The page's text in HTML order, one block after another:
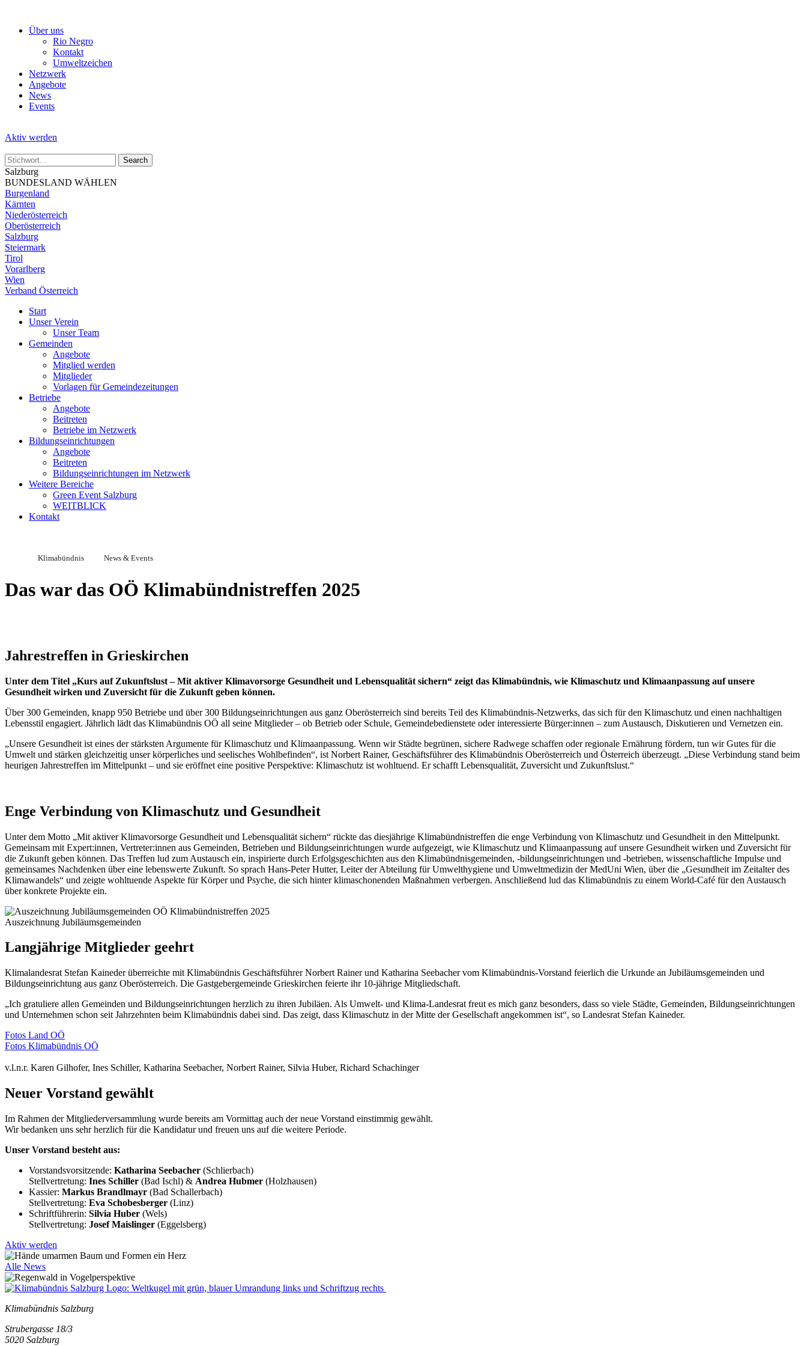
Über uns
Rio Negro
Kontakt
Umweltzeichen
Netzwerk
Angebote
News
Events
Aktiv werden
Salzburg
BUNDESLAND WÄHLEN
Burgenland
Kärnten
Niederösterreich
Oberösterreich
Salzburg
Steiermark
Tirol
Vorarlberg
Wien
Verband Österreich
Start
Unser Verein
Unser Team
Gemeinden
Angebote
Mitglied werden
Mitglieder
Vorlagen für Gemeindezeitungen
Betriebe
Angebote
Beitreten
Betriebe im Netzwerk
Bildungseinrichtungen
Angebote
Beitreten
Bildungseinrichtungen im Netzwerk
Weitere Bereiche
Green Event Salzburg
WEITBLICK
Kontakt
Klimabündnis News & Events
Das war das OÖ Klimabündnistreffen 2025
Jahrestreffen in Grieskirchen
Unter dem Titel „Kurs auf Zukunftslust – Mit aktiver Klimavorsorge Gesundheit und Lebensqualität sichern“ zeigt das Klimabündnis, wie Klimaschutz und Klimaanpassung auf unsere
Gesundheit wirken und Zuversicht für die Zukunft geben können.
Über 300 Gemeinden, knapp 950 Betriebe und über 300 Bildungseinrichtungen aus ganz Oberösterreich sind bereits Teil des Klimabündnis-Netzwerks, das sich für den Klimaschutz und einen nachhaltigen
Lebensstil engagiert. Jährlich lädt das Klimabündnis OÖ all seine Mitglieder – ob Betrieb oder Schule, Gemeindebedienstete oder interessierte Bürger:innen – zum Austausch, Diskutieren und Vernetzen ein.
„Unsere Gesundheit ist eines der stärksten Argumente für Klimaschutz und Klimaanpassung. Wenn wir Städte begrünen, sichere Radwege schaffen oder regionale Ernährung fördern, tun wir Gutes für die
Umwelt und stärken gleichzeitig unser körperliches und seelisches Wohlbefinden“, ist Norbert Rainer, Geschäftsführer des Klimabündnis Oberösterreich und Österreich überzeugt. „Diese Verbindung stand beim
heurigen Jahrestreffen im Mittelpunkt – und sie eröffnet eine positive Perspektive: Klimaschutz ist wohltuend. Er schafft Lebensqualität, Zuversicht und Zukunftslust.“
Enge Verbindung von Klimaschutz und Gesundheit
Unter dem Motto „Mit aktiver Klimavorsorge Gesundheit und Lebensqualität sichern“ rückte das diesjährige Klimabündnistreffen die enge Verbindung von Klimaschutz und Gesundheit in den Mittelpunkt.
Gemeinsam mit Expert:innen, Vertreter:innen aus Gemeinden, Betrieben und Bildungseinrichtungen wurde aufgezeigt, wie Klimaschutz und Klimaanpassung auf unsere Gesundheit wirken und Zuversicht für
die Zukunft geben können. Das Treffen lud zum Austausch ein, inspirierte durch Erfolgsgeschichten aus den Klimabündnisgemeinden, -bildungseinrichtungen und -betrieben, wissenschaftliche Impulse und
gemeinsames Nachdenken über eine lebenswerte Zukunft. So sprach Hans-Peter Hutter, Leiter der Abteilung für Umwelthygiene und Umweltmedizin der MedUni Wien, über die „Gesundheit im Zeitalter des
Klimawandels“ und zeigte wohltuende Aspekte für Körper und Psyche, die sich hinter klimaschonenden Maßnahmen verbergen. Anschließend lud das Klimabündnis zu einem World-Café für den Austausch
über konkrete Projekte ein.
Auszeichnung Jubiläumsgemeinden
Langjährige Mitglieder geehrt
Klimalandesrat Stefan Kaineder überreichte mit Klimabündnis Geschäftsführer Norbert Rainer und Katharina Seebacher vom Klimabündnis-Vorstand feierlich die Urkunde an Jubiläumsgemeinden und
Bildungseinrichtung aus ganz Oberösterreich. Die Gastgebergemeinde Grieskirchen feierte ihr 10-jährige Mitgliedschaft.
„Ich gratuliere allen Gemeinden und Bildungseinrichtungen herzlich zu ihren Jubiläen. Als Umwelt- und Klima-Landesrat freut es mich ganz besonders, dass so viele Städte, Gemeinden, Bildungseinrichtungen
und Unternehmen schon seit Jahrzehnten beim Klimabündnis dabei sind. Das zeigt, dass Klimaschutz in der Mitte der Gesellschaft angekommen ist“, so Landesrat Stefan Kaineder.
Fotos Land OÖ
Fotos Klimabündnis OÖ
v.l.n.r. Karen Gilhofer, Ines Schiller, Katharina Seebacher, Norbert Rainer, Silvia Huber, Richard Schachinger
Neuer Vorstand gewählt
Im Rahmen der Mitgliederversammlung wurde bereits am Vormittag auch der neue Vorstand einstimmig gewählt.
Wir bedanken uns sehr herzlich für die Kandidatur und freuen uns auf die weitere Periode.
Unser Vorstand besteht aus:
Vorstandsvorsitzende: Katharina Seebacher (Schlierbach)
Stellvertretung: Ines Schiller (Bad Ischl) & Andrea Hubmer (Holzhausen)
Kassier: Markus Brandlmayr (Bad Schallerbach)
Stellvertretung: Eva Schobesberger (Linz)
Schriftführerin: Silvia Huber (Wels)
Stellvertretung: Josef Maislinger (Eggelsberg)
Aktiv werden
Alle News
Klimabündnis Salzburg
Strubergasse 18/3
5020 Salzburg